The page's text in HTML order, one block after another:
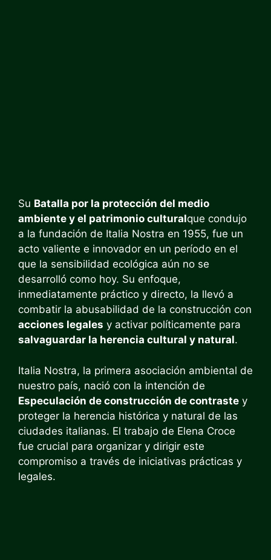
Su Batalla por la protección del medio
ambiente y el patrimonio culturalque condujo
a la fundación de Italia Nostra en 1955, fue un
acto valiente e innovador en un período en el
que la sensibilidad ecológica aún no se
desarrolló como hoy. Su enfoque,
inmediatamente práctico y directo, la llevó a
combatir la abusabilidad de la construcción con
acciones legales y activar políticamente para
salvaguardar la herencia cultural y natural.
Italia Nostra, la primera asociación ambiental de
nuestro país, nació con la intención de
Especulación de construcción de contraste y
proteger la herencia histórica y natural de las
ciudades italianas. El trabajo de Elena Croce
fue crucial para organizar y dirigir este
compromiso a través de iniciativas prácticas y
legales.